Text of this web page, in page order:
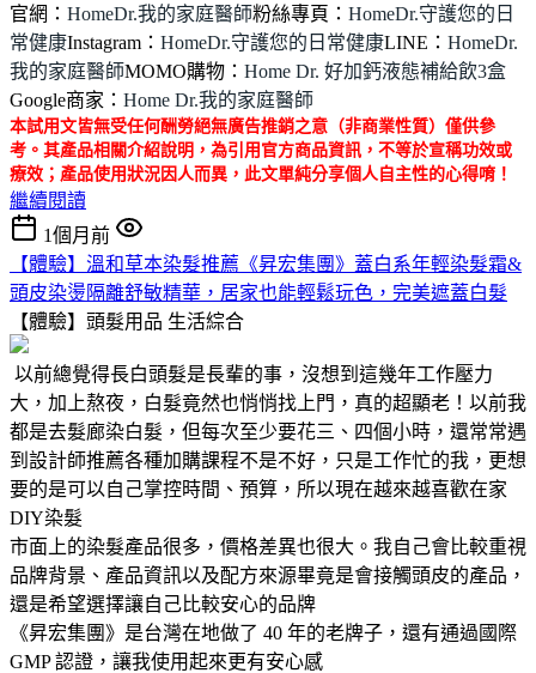
官網： HomeDr.我的家庭醫師粉絲專頁： HomeDr.守護您的日
常健康Instagram： HomeDr.守護您的日常健康LINE： HomeDr.
我的家庭醫師MOMO購物： Home Dr. 好加鈣液態補給飲3盒
Google商家： Home Dr.我的家庭醫師
本試用文皆無受任何酬勞絕無廣告推銷之意（非商業性質）僅供參
考。其產品相關介紹說明，為引用官方商品資訊，不等於宣稱功效或
療效；產品使用狀況因人而異，此文單純分享個人自主性的心得唷！
繼續閱讀
1個月前
【體驗】溫和草本染髮推薦《昇宏集團》蓋白系年輕染髮霜&
頭皮染燙隔離舒敏精華，居家也能輕鬆玩色，完美遮蓋白髮
【體驗】頭髮用品 生活綜合
以前總覺得長白頭髮是長輩的事，沒想到這幾年工作壓力
大，加上熬夜，白髮竟然也悄悄找上門，真的超顯老！以前我
都是去髮廊染白髮，但每次至少要花三、四個小時，還常常遇
到設計師推薦各種加購課程不是不好，只是工作忙的我，更想
要的是可以自己掌控時間、預算，所以現在越來越喜歡在家
DIY染髮
市面上的染髮產品很多，價格差異也很大。我自己會比較重視
品牌背景、產品資訊以及配方來源畢竟是會接觸頭皮的產品，
還是希望選擇讓自己比較安心的品牌
《昇宏集團》是台灣在地做了 40 年的老牌子，還有通過國際
GMP 認證，讓我使用起來更有安心感